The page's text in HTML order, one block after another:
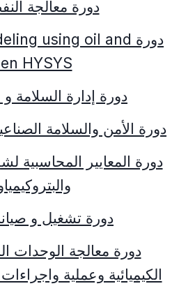
دورة معالجة
دورة oil and
using
HYSYS
دورة إدارة السلامة و
دورة الأمن والسلامة
دورة المعايير المحاسبية
دورة تشغيل و
دورة معالجة الوحدات
الكيميائية وعملية